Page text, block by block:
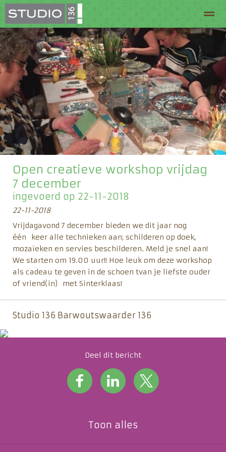
Welkom bij Studio 136 Routeplanner
Home Pagina's Zoeken
● ● ● ●
Open creatieve workshop vrijdag
7 december
ingevoerd op 22-11-2018
22-11-2018
Vrijdagavond 7 december bieden we dit jaar nog
één keer alle technieken aan; schilderen op doek,
mozaïeken en servies beschilderen. Meld je snel aan!
We starten om 19.00 uur!! Hoe leuk om deze workshop
als cadeau te geven in de schoen tvan je liefste ouder
of vriend(in) met Sinterklaas!
Studio 136 Barwoutswaarder 136
Deel dit bericht
Toon alles